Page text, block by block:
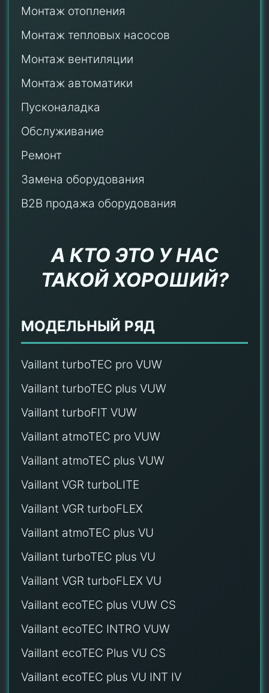
Монтаж отопления
Монтаж тепловых насосов
Монтаж вентиляции
Монтаж автоматики
Пусконаладка
Обслуживание
Ремонт
Замена оборудования
B2B продажа оборудования
А КТО ЭТО У НАС
ТАКОЙ ХОРОШИЙ?
МОДЕЛЬНЫЙ РЯД
Vaillant turboTEC pro VUW
Vaillant turboTEC plus VUW
Vaillant turboFIT VUW
Vaillant atmoTEC pro VUW
Vaillant atmoTEC plus VUW
Vaillant VGR turboLITE
Vaillant VGR turboFLEX
Vaillant atmoTEC plus VU
Vaillant turboTEC plus VU
Vaillant VGR turboFLEX VU
Vaillant ecoTEC plus VUW CS
Vaillant ecoTEC INTRO VUW
Vaillant ecoTEC Plus VU CS
Vaillant ecoTEC plus VU INT IV